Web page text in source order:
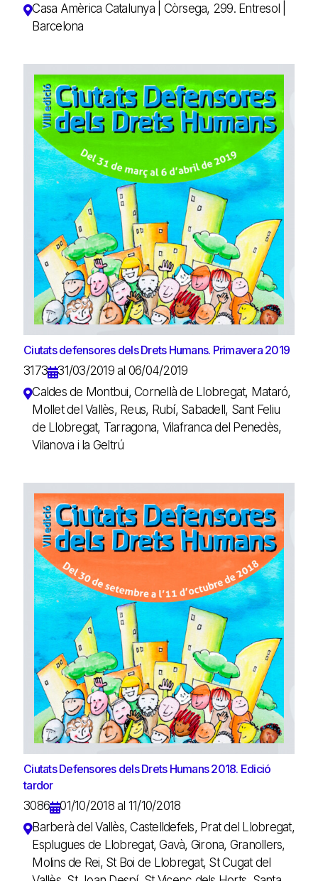
Casa Amèrica Catalunya | Còrsega, 299. Entresol |
Barcelona
Ciutats defensores dels Drets Humans. Primavera 2019
3173
31/03/2019 al 06/04/2019
Caldes de Montbui, Cornellà de Llobregat, Mataró,
Mollet del Vallès, Reus, Rubí, Sabadell, Sant Feliu
de Llobregat, Tarragona, Vilafranca del Penedès,
Vilanova i la Geltrú
Ciutats Defensores dels Drets Humans 2018. Edició
tardor
3086
01/10/2018 al 11/10/2018
Barberà del Vallès, Castelldefels, Prat del Llobregat,
Esplugues de Llobregat, Gavà, Girona, Granollers,
Molins de Rei, St Boi de Llobregat, St Cugat del